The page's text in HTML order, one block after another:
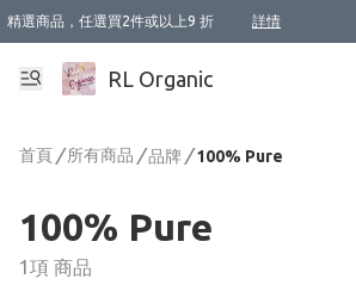
精選商品，任選買2件或以上9 折 詳情
XI周年優惠【新品自由選2件88折/3件85折】
XI周年優惠【Chakra 脈輪平衡自由選2件9折/3件85折/
Florame 肌底自由選 2支9折 3支85折
XI周年優惠【蟲蟲退散 · 防衛結界﹞系列2件9折】
Sunki 任選2件95折
BIOFFICINA TOSCANA 任選2支9折 3支85折
Lamav 任選1件9折 2件85折
Mukti Organics 指定產品任選1件9折, 2件88折 3件85折
Intelligent Nutrients Skincare 任選2件9折
deodorant 任選2件88折
化妝品 任選2件95折
XI周年優惠【身心靈單品 任選2件9折/3件85折/5件8折
XI周年優惠 【精油/香水 任選2件9折/3件85折/5件8折】
XI周年優惠【「關節到肌膚」全效養護 BODY OIL 組2
XI周年優惠【夏日有機物理防曬套裝2件88折】
XI周年優惠【夏日潔面隨意選2件88折/3件85折】
XI周年優惠【逆齡奇蹟抗氧 11 自由選2件88折/3件85
新會員首次購物即享全單 95 折優惠！
成為VIP / VVIP 可享有生日月現金扣減獎賞優惠 !! 記得
選用順豐速運，滿$500 免運費
本地速遞 京東 送住宅/ 工商地址 $400 免運費
澳門訂單選用順豐速運，滿$800 免運費
RL Organic
首頁 / 所有商品 /品牌 / 100% Pure
100% Pure
1項 商品